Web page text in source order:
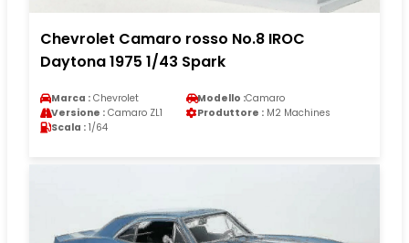
Chevrolet Camaro rosso No.8 IROC
Daytona 1975 1/43 Spark
Marca : Chevrolet Modello :Camaro
Versione : Camaro ZL1 Produttore : M2 Machines
Scala : 1/64